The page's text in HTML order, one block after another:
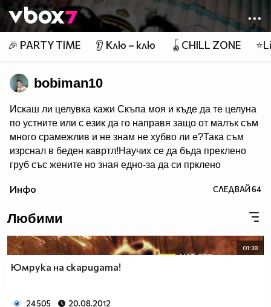
Member of
👾
🎉 PARTY TIME 👂 Клю – клю 🪀CHILL ZONE
bobiman10
Искаш ли целувка кажи Скъпа моя и къде да те целуна
по устните или с език да го направя защо от малък съм
много срaмeжлив и не знам не хубво ли e?Така съм
изрснал в беден кавртл!Научих се да бъда преклено
груб със жените но зная едно-за да си прклено
Боби_Табелката по прякор bobiman10 ;)
Инфо СЛЕДВАЙ64
Любими
01:38
Юмрука на скаридата!
24 505 20.08.2012